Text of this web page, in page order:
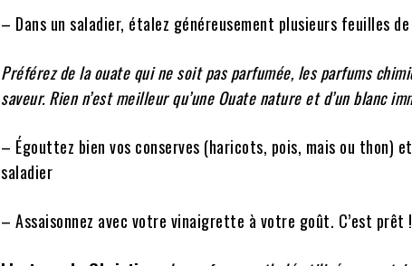
– Dans un saladier, étalez généreusement plusieurs feuilles
Préférez de la ouate qui ne soit pas parfumée, les parfums
saveur. Rien n’est meilleur qu’une Ouate nature et d’un blanc
– Égouttez bien vos conserves (haricots, pois, mais ou thon)
saladier
– Assaisonnez avec votre vinaigrette à votre goût. C’est prêt